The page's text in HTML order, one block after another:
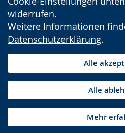
widerrufen.
Weitere Informationen
Datenschutzerklärung.
Alle
Alle
Mehr